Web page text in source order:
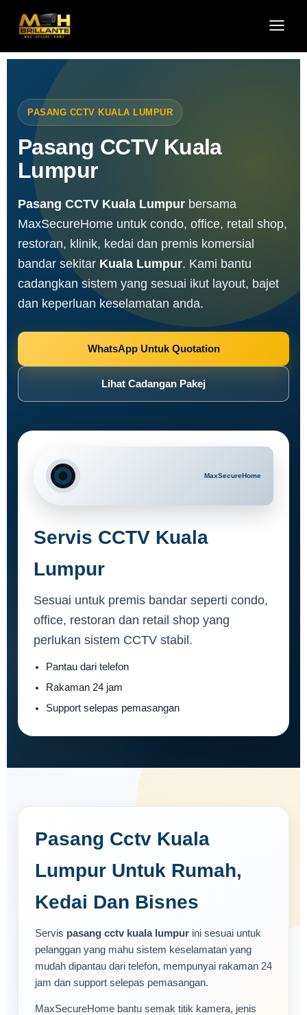
content
PASANG CCTV KUALA LUMPUR
Pasang CCTV Kuala
Lumpur
Pasang CCTV Kuala Lumpur bersama
MaxSecureHome untuk condo, office, retail shop,
restoran, klinik, kedai dan premis komersial
bandar sekitar Kuala Lumpur. Kami bantu
cadangkan sistem yang sesuai ikut layout, bajet
dan keperluan keselamatan anda.
WhatsApp Untuk Quotation
Lihat Cadangan Pakej
Servis CCTV Kuala
Lumpur
Sesuai untuk premis bandar seperti condo,
office, restoran dan retail shop yang
perlukan sistem CCTV stabil.
Pantau dari telefon
Rakaman 24 jam
Support selepas pemasangan
Pasang Cctv Kuala
Lumpur Untuk Rumah,
Kedai Dan Bisnes
Servis pasang cctv kuala lumpur ini sesuai untuk
pelanggan yang mahu sistem keselamatan yang
mudah dipantau dari telefon, mempunyai rakaman 24
jam dan support selepas pemasangan.
MaxSecureHome bantu semak titik kamera, jenis